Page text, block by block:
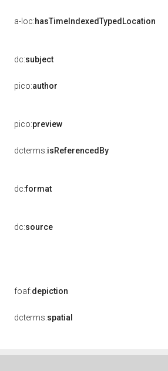
a-loc:hasTimeIndexedTypedLocation
dc:subject
pico:author
pico:preview
dcterms:isReferencedBy
dc:format
dc:source
foaf:depiction
dcterms:spatial